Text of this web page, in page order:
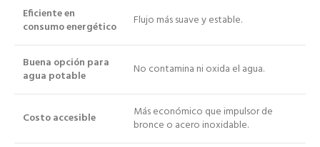
Eficiente en
consumo energético
Flujo más suave y estable.
Buena opción para
agua potable
No contamina ni oxida el agua.
Costo accesible
Más económico que impulsor de
bronce o acero inoxidable.